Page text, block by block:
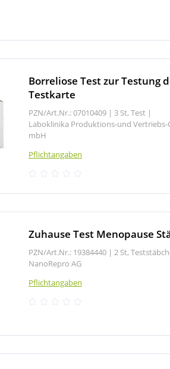
Borreliose Test zur Testung
Testkarte
PZN/Art.Nr.: 07010409 | 3 St, Test |
Laboklinika Produktions-und Vertriebs-
mbH
Pflichtangaben
Zuhause Test Menopause
PZN/Art.Nr.: 19384440 | 2 St,
NanoRepro AG
Pflichtangaben